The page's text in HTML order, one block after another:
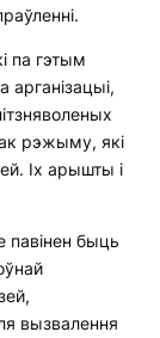
па гэтым
рэжыму, які
Іх арышты і
павінен быць
вызвалення